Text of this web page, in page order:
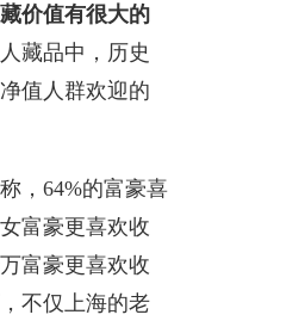
价值有很大的
藏品中，历史
值人群欢迎的
，64%的富豪喜
富豪更喜欢收
富豪更喜欢收
不仅上海的老